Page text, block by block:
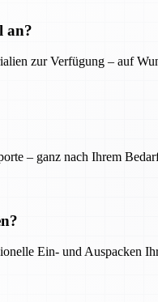
an?
zur Verfügung – auf
– ganz nach Ihrem
Ein- und Auspacken